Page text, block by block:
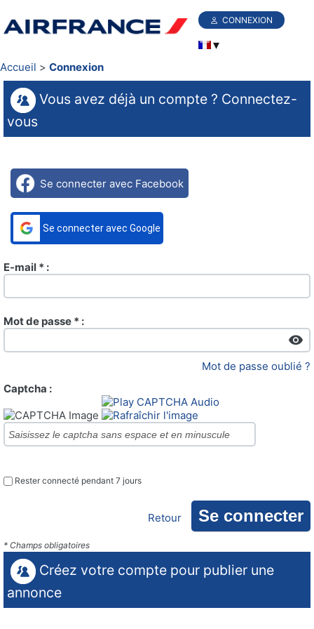
CONNEXION
Accueil Connexion
Vous avez déjà un compte ? Connectez-
vous
Se connecter avec Facebook
Se connecter avec Google
E-mail * :
Mot de passe * :
Mot de passe oublié ?
Captcha :
Rester connecté pendant 7 jours
Retour
* Champs obligatoires
Créez votre compte pour publier une
annonce